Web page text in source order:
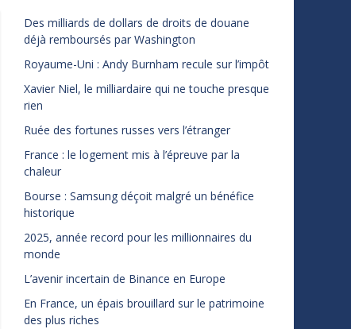
Des milliards de dollars de droits de douane
déjà remboursés par Washington
Royaume-Uni : Andy Burnham recule sur l’impôt
Xavier Niel, le milliardaire qui ne touche presque
rien
Ruée des fortunes russes vers l’étranger
France : le logement mis à l’épreuve par la
chaleur
Bourse : Samsung déçoit malgré un bénéfice
historique
2025, année record pour les millionnaires du
monde
L’avenir incertain de Binance en Europe
En France, un épais brouillard sur le patrimoine
des plus riches